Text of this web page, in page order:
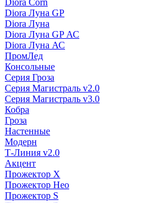
Diora Corn
Diora Луна GP
Diora Луна
Diora Луна GP АС
Diora Луна АС
ПромЛед
Консольные
Серия Гроза
Серия Магистраль v2.0
Серия Магистраль v3.0
Кобра
Гроза
Настенные
Модерн
Т-Линия v2.0
Акцент
Прожектор X
Прожектор Нео
Прожектор S